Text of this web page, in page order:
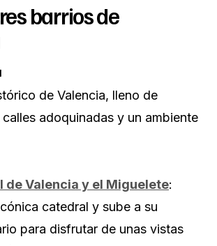
barrios de
de Valencia, lleno de
adoquinadas y un ambiente
de Valencia y el Miguelete:
catedral y sube a su
para disfrutar de unas vistas